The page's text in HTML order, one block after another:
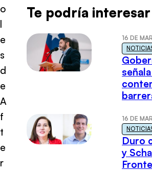
o
l
e
s
d
e
A
f
t
e
r
Te podría interesar
16 DE
16 DE
Duro
y